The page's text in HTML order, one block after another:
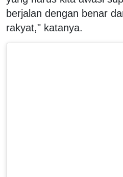
berjalan dengan benar
rakyat," katanya.